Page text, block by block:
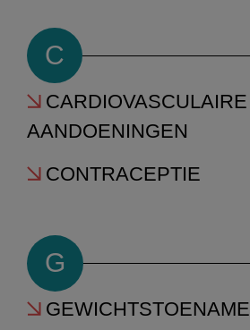
C
CARDIOVASCULAIRE
AANDOENINGEN
CONTRACEPTIE
G
GEWICHTSTOENAME